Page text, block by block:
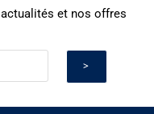
actualités et nos offres